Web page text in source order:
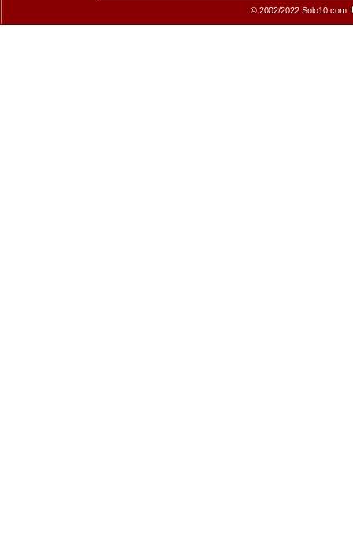
© 2002/2022 Solo10.com